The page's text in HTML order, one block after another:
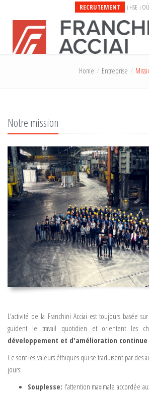
RECRUTEMENT HSE
Home Entreprise
Notre mission
L'activité de la Franchini Acciai est toujours basée
guident le travail quotidien et orientent les
développement et d'amélioration
Ce sont les valeurs éthiques qui se traduisent par des
jours:
Souplesse: l'attention maximale accordée